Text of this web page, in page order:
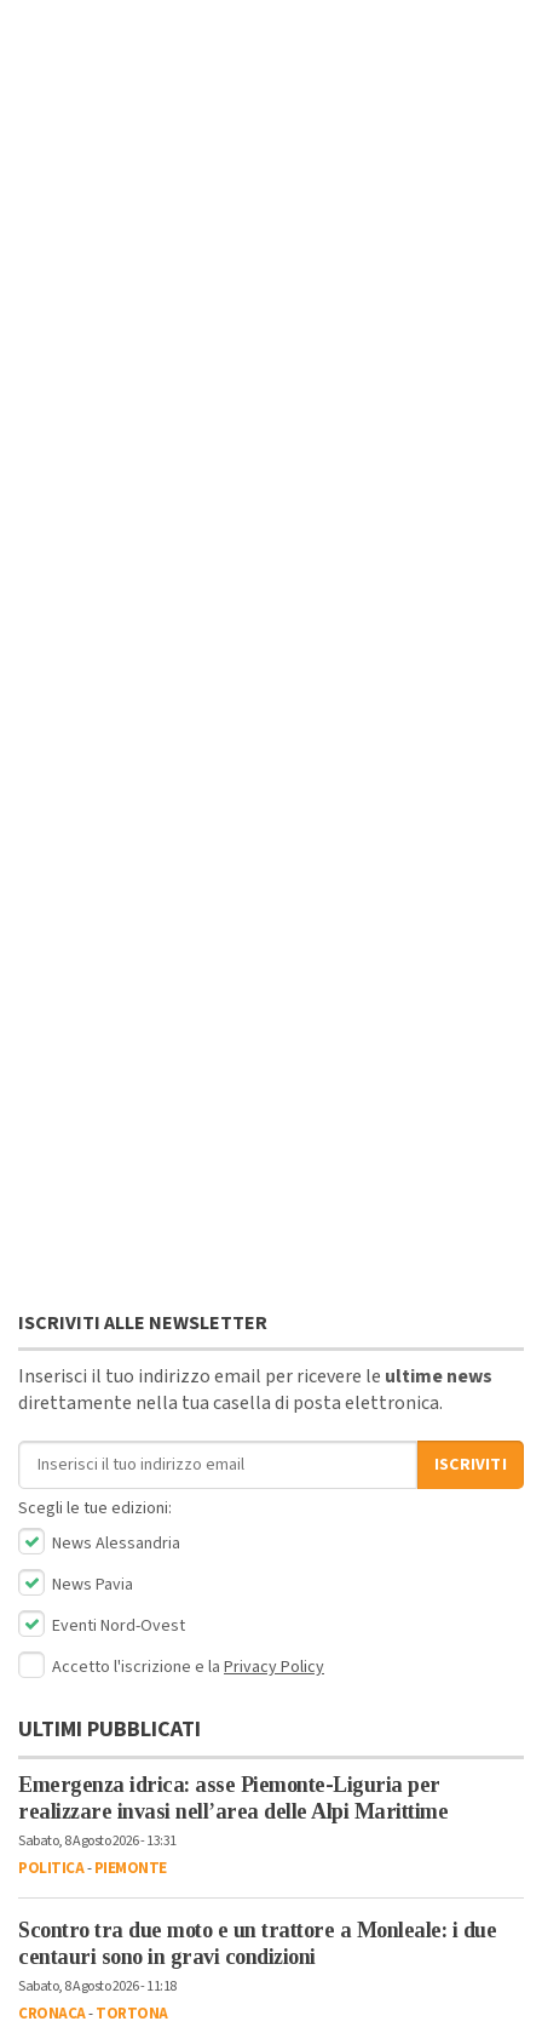
ISCRIVITI ALLE NEWSLETTER
Inserisci il tuo indirizzo email per ricevere le ultime news
direttamente nella tua casella di posta elettronica.
Indirizzo email
ISCRIVITI
Scegli le tue edizioni:
News Alessandria
News Pavia
Eventi Nord-Ovest
Accetto l'iscrizione e la Privacy Policy
ULTIMI PUBBLICATI
Emergenza idrica: asse Piemonte-Liguria per
realizzare invasi nell’area delle Alpi Marittime
Sabato, 8 Agosto 2026 - 13:31
POLITICA-PIEMONTE
Scontro tra due moto e un trattore a Monleale: i due
centauri sono in gravi condizioni
Sabato, 8 Agosto 2026 - 11:18
CRONACA-TORTONA